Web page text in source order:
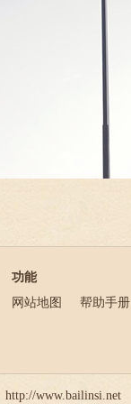
功能
网站地图
帮助手册
http://www.bailinsi.net